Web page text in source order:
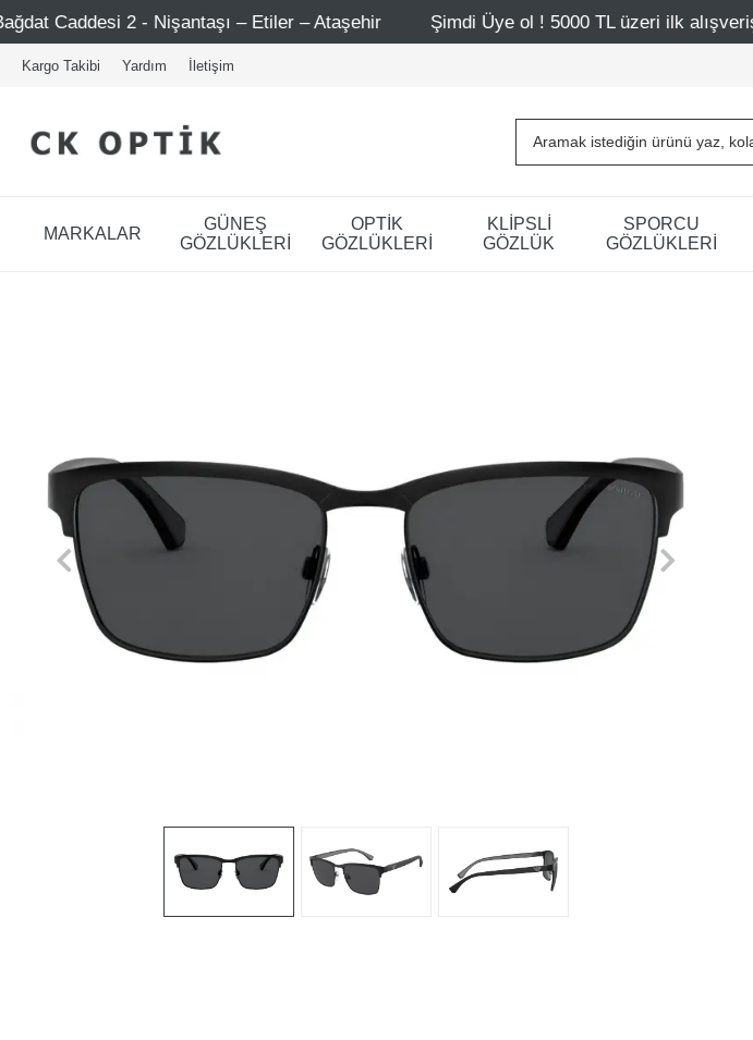
– Etiler – Ataşehir Şimdi Üye ol ! 5000 TL üzeri ilk alışverişinde 500 TL indirim
Kargo Takibi Yardım İletişim
MARKALAR
GÜNEŞ
GÖZLÜKLERİ
OPTİK
GÖZLÜKLERİ
KLİPSLİ
GÖZLÜK
SPORCU
GÖZLÜKLERİ